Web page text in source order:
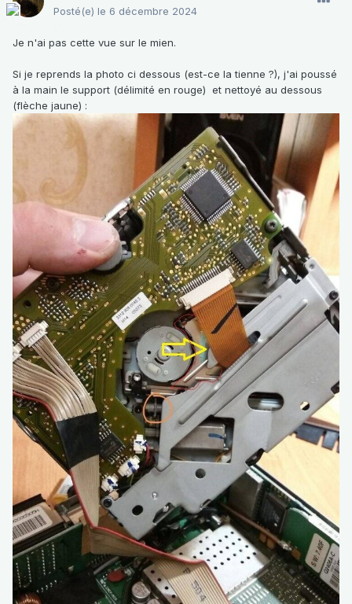
Posté(e) le 6 décembre 2024
Je n'ai pas cette vue sur le mien.
Si je reprends la photo ci dessous (est-ce la tienne ?), j'ai poussé
à la main le support (délimité en rouge) et nettoyé au dessous
(flèche jaune) :